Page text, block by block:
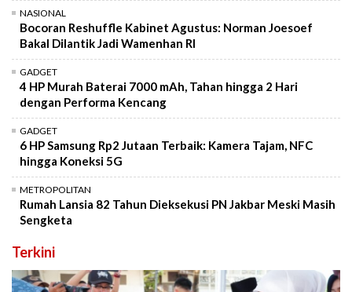
NASIONAL
Bocoran Reshuffle Kabinet Agustus: Norman Joesoef
Bakal Dilantik Jadi Wamenhan RI
GADGET
4 HP Murah Baterai 7000 mAh, Tahan hingga 2 Hari
dengan Performa Kencang
GADGET
6 HP Samsung Rp2 Jutaan Terbaik: Kamera Tajam, NFC
hingga Koneksi 5G
METROPOLITAN
Rumah Lansia 82 Tahun Dieksekusi PN Jakbar Meski Masih
Sengketa
Terkini